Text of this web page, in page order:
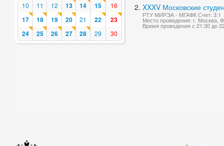
10 11 12 13 14 15 16
17 18 19 20 21 22
23
24
25 26 27 28 29 30
XXXV Московские
РТУ МИРЭА - МГАФК Счет: 3:1
Место проведения: г.
Время проведения с 21:30 до